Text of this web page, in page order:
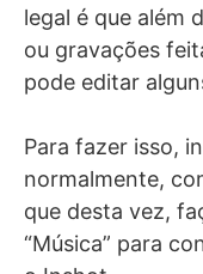
legal é que além
ou gravações
pode editar
Para fazer isso,
normalmente,
que desta vez,
“Música” para